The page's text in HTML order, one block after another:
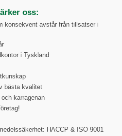
oss:
konsekvent avstår från tillsatser i
i Tyskland
bästa kvalitet
karragenan
HACCP & ISO 9001